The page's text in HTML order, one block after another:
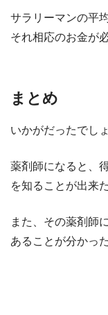
サラリーマンの平
それ相応のお金が
まとめ
いかがだったでし
薬剤師になると、
を知ることが出来
また、その薬剤師
あることが分かっ